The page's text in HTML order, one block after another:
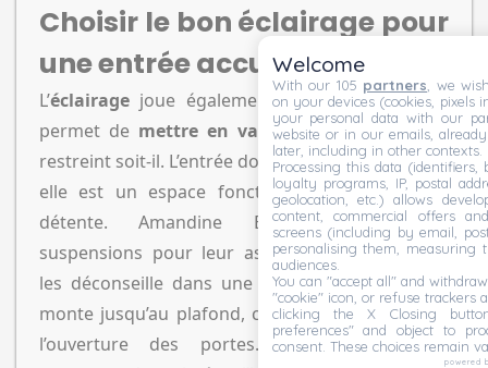
Choisir le bon éclairage pour
une entrée accueillante
L’éclairagejoue également un rôle crucial ; il
permet de mettre en valeur un espace, aussi
restreint soit-il. L’entrée doit être bien éclairée car
elle est un espace fonctionnel plutôt que de
détente. Amandine Branji préfère les
suspensions pour leur aspect esthétique, mais
les déconseille dans une entrée où le dressing
monte jusqu’au plafond, car cela pourrait gêner
l’ouverture des portes. Agathe Marimbert
Welcome
With our 105 partners , we
on your devices (cookies, pixels
your personal data with our
website or in our emails,
later, including in other contexts.
Processing this data (identifiers,
loyalty programs, IP, postal
geolocation, etc.) allows
content, commercial offers
screens (including by email,
personalising them, measuring
audiences.
You can "accept all" and
"cookie" icon, or refuse trackers
clicking the X Closing
preferences" and object to
consent. These choices remain
powered